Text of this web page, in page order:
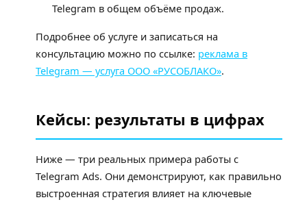
Telegram в общем объёме продаж.
Подробнее об услуге и записаться на
консультацию можно по ссылке: реклама в
Telegram — услуга ООО «РУСОБЛАКО».
Кейсы: результаты в цифрах
Ниже — три реальных примера работы с
Telegram Ads. Они демонстрируют, как правильно
выстроенная стратегия влияет на ключевые